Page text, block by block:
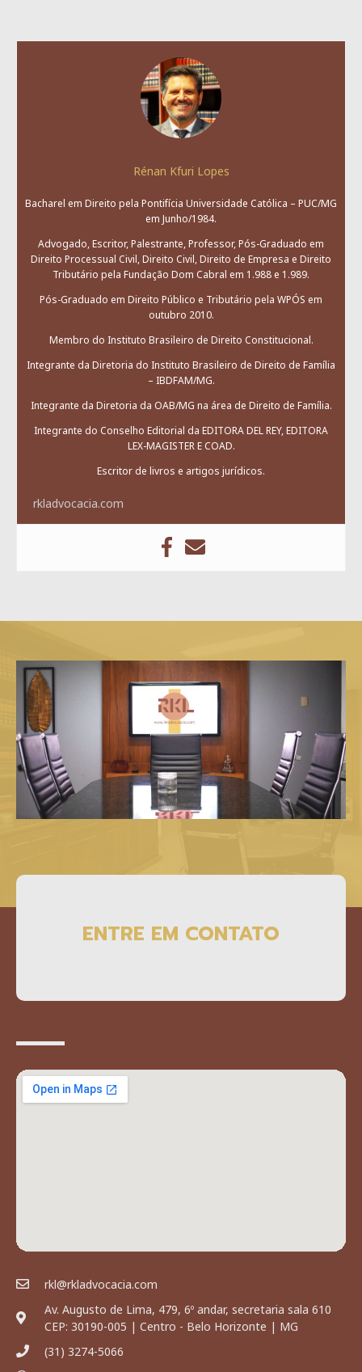
Rénan Kfuri Lopes
Bacharel em Direito pela Pontifícia Universidade Católica – PUC/MG
em Junho/1984.
Advogado, Escritor, Palestrante, Professor, Pós-Graduado em
Direito Processual Civil, Direito Civil, Direito de Empresa e Direito
Tributário pela Fundação Dom Cabral em 1.988 e 1.989.
Pós-Graduado em Direito Público e Tributário pela WPÓS em
outubro 2010.
Membro do Instituto Brasileiro de Direito Constitucional.
Integrante da Diretoria do Instituto Brasileiro de Direito de Família
– IBDFAM/MG.
Integrante da Diretoria da OAB/MG na área de Direito de Família.
Integrante do Conselho Editorial da EDITORA DEL REY, EDITORA
LEX-MAGISTER E COAD.
Escritor de livros e artigos jurídicos.
rkladvocacia.com
ENTRE EM CONTATO
rkl@rkladvocacia.com
Av. Augusto de Lima, 479, 6º andar, secretaria sala 610
CEP: 30190-005 | Centro - Belo Horizonte | MG
(31) 3274-5066